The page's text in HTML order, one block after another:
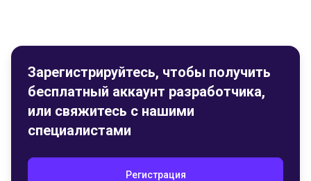
Зарегистрируйтесь, чтобы получить
бесплатный аккаунт разработчика,
или свяжитесь с нашими
специалистами
Регистрация